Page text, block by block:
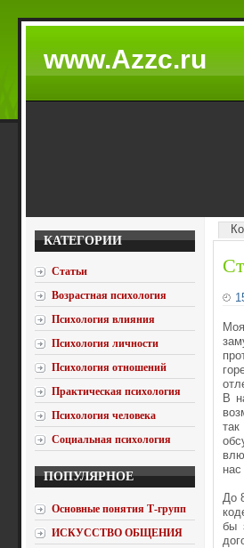
www.Azzc.ru
КАТЕГОРИИ
Статьи
Возрастная психология
Психология влияния
Психология личности
Психология отношений
Практическая психология
Психология человека
Социальная психология
ПОПУЛЯРНОЕ
Основные понятия Т-групп
ИСКУССТВО ОБЩЕНИЯ
В
До
бы